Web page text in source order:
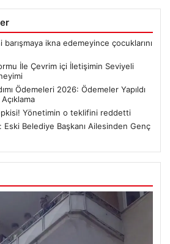
ikna edemeyince çocuklarını
İle Çevrim içi İletişimin Seviyeli
Ödemeleri 2026: Ödemeler Yapıldı
Yönetimin o teklifini reddetti
Eski Belediye Başkanı Ailesinden Genç